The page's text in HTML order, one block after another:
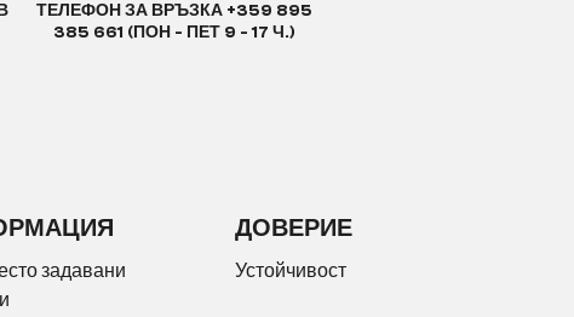
ТЕЛЕФОН ЗА ВРЪЗКА +359 895
385 661 (ПОН - ПЕТ 9 - 17 Ч.)
задавани
ДОВЕРИЕ
Устойчивост